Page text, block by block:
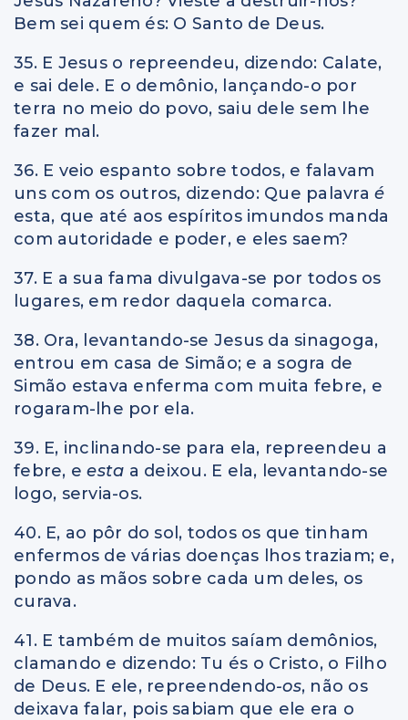
Bem sei quem és: O Santo de Deus.
35. E Jesus o repreendeu, dizendo: Calate,
e sai dele. E o demônio, lançando-o por
terra no meio do povo, saiu dele sem lhe
fazer mal.
36. E veio espanto sobre todos, e falavam
uns com os outros, dizendo: Que palavra é
esta, que até aos espíritos imundos manda
com autoridade e poder, e eles saem?
37. E a sua fama divulgava-se por todos os
lugares, em redor daquela comarca.
38. Ora, levantando-se Jesus da sinagoga,
entrou em casa de Simão; e a sogra de
Simão estava enferma com muita febre, e
rogaram-lhe por ela.
39. E, inclinando-se para ela, repreendeu a
febre, eesta a deixou. E ela, levantando-se
logo, servia-os.
40. E, ao pôr do sol, todos os que tinham
enfermos de várias doenças lhos traziam; e,
pondo as mãos sobre cada um deles, os
curava.
41. E também de muitos saíam demônios,
clamando e dizendo: Tu és o Cristo, o Filho
de Deus. E ele, repreendendo-os, não os
deixava falar, pois sabiam que ele era o